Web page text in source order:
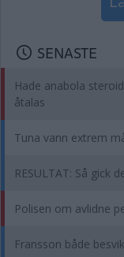
SENASTE
Hade anabola
åtalas
Tuna vann extrem
RESULTAT: Så gick
Polisen om avlidne
Fransson både